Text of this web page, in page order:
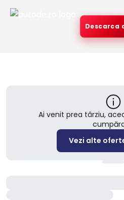
Descarca
Ai venit prea târziu,
Vezi alte